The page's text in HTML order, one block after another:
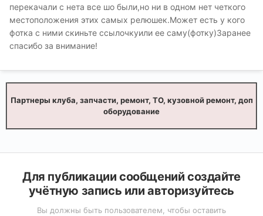
перекачали с нета все шо были,но ни в одном нет четкого
местоположения этих самых релюшек.Может есть у кого
фотка с ними скиньте ссылочкуили ее саму(фотку)Заранее
спасибо за внимание!
Партнеры клуба, запчасти, ремонт, ТО, кузовной ремонт, доп
оборудование
Для публикации сообщений создайте
учётную запись или авторизуйтесь
Вы должны быть пользователем, чтобы оставить